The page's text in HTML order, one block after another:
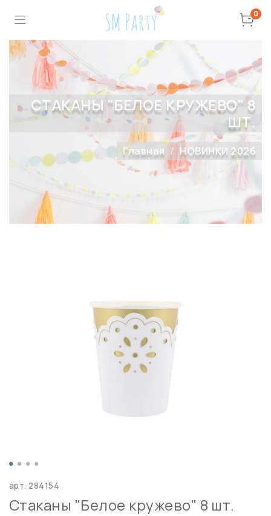
0
СТАКАНЫ "БЕЛОЕ КРУЖЕВО" 8
ШТ.
Главная НОВИНКИ 2026
арт.284154
Стаканы "Белое кружево" 8 шт.